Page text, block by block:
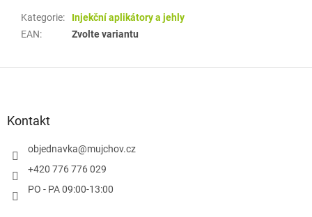
Kategorie:
Injekční aplikátory a jehly
EAN: Zvolte variantu
Kontakt
objednavka@mujchov.cz
+420 776 776 029
PO - PA 09:00-13:00